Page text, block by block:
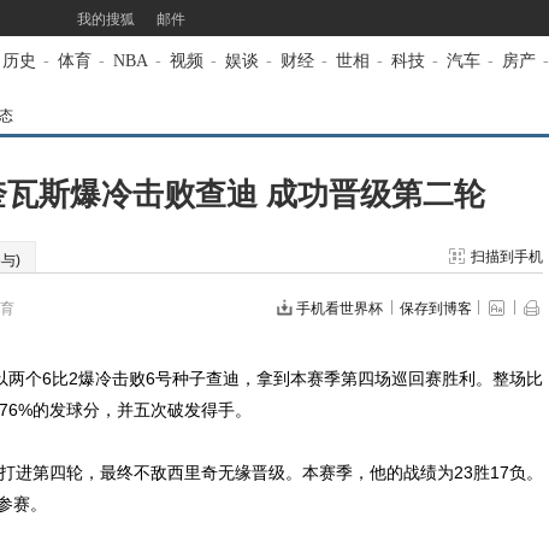
我的搜狐 邮件
历史 - 体育 - NBA - 视频 - 娱谈 - 财经 - 世相 - 科技 - 汽车 - 房产 -
斯爆冷击败查迪 成功晋级第二轮
) 扫描到手机
手机看世界杯 保存到博客
6比2爆冷击败6号种子查迪，拿到本赛季第四场巡回赛胜利。整场比
的发球分，并五次破发得手。
第四轮，最终不敌西里奇无缘晋级。本赛季，他的战绩为23胜17负。
赛。